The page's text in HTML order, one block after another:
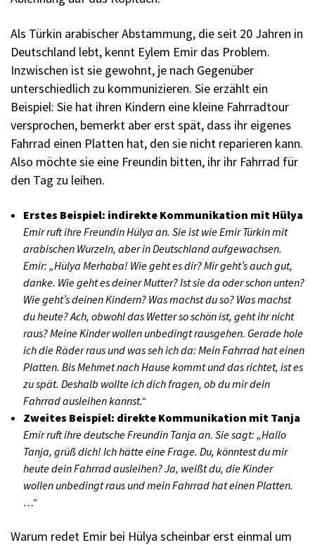
Als Türkin arabischer Abstammung, die seit 20 Jahren in
Deutschland lebt, kennt Eylem Emir das Problem.
Inzwischen ist sie gewohnt, je nach Gegenüber
unterschiedlich zu kommunizieren. Sie erzählt ein
Beispiel: Sie hat ihren Kindern eine kleine Fahrradtour
versprochen, bemerkt aber erst spät, dass ihr eigenes
Fahrrad einen Platten hat, den sie nicht reparieren kann.
Also möchte sie eine Freundin bitten, ihr ihr Fahrrad für
den Tag zu leihen.
Erstes Beispiel: indirekte Kommunikation mit Hülya
Emir ruft ihre Freundin Hülya an. Sie ist wie Emir Türkin mit
arabischen Wurzeln, aber in Deutschland aufgewachsen.
Emir: „Hülya Merhaba! Wie geht es dir? Mir geht’s auch gut,
danke. Wie geht es deiner Mutter? Ist sie da oder schon unten?
Wie geht’s deinen Kindern? Was machst du so? Was machst
du heute? Ach, obwohl das Wetter so schön ist, geht ihr nicht
raus? Meine Kinder wollen unbedingt rausgehen. Gerade hole
ich die Räder raus und was seh ich da: Mein Fahrrad hat einen
Platten. Bis Mehmet nach Hause kommt und das richtet, ist es
zu spät. Deshalb wollte ich dich fragen, ob du mir dein
Fahrrad ausleihen kannst.“
Zweites Beispiel: direkte Kommunikation mit Tanja
Emir ruft ihre deutsche Freundin Tanja an. Sie sagt: „Hallo
Tanja, grüß dich! Ich hätte eine Frage. Du, könntest du mir
heute dein Fahrrad ausleihen? Ja, weißt du, die Kinder
wollen unbedingt raus und mein Fahrrad hat einen Platten.
…“
Warum redet Emir bei Hülya scheinbar erst einmal um